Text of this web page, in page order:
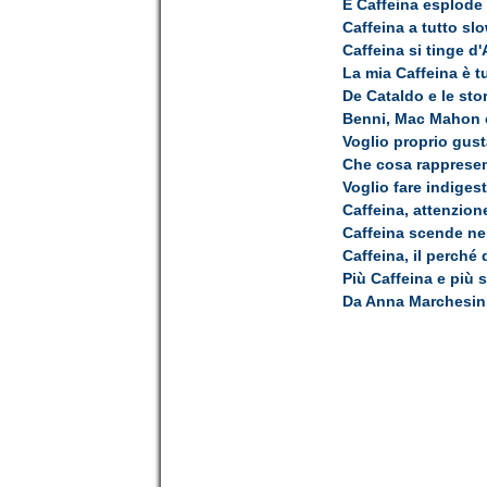
E Caffeina esplode
Caffeina a tutto
Caffeina si tinge
La mia Caffeina è
De Cataldo e le
Benni, Mac
Voglio proprio
Che cosa
Voglio fare
Caffeina,
Caffeina scende
Caffeina, il perché
Più Caffeina e più
Da Anna